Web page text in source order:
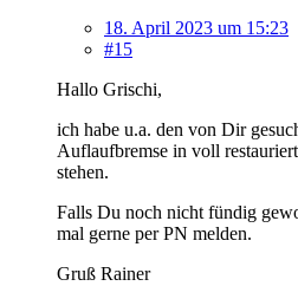
18. April 2023 um 15:23
#15
Hallo Grischi,
ich habe u.a. den von Dir
Auflaufbremse in voll
stehen.
Falls Du noch nicht fündig
mal gerne per PN melden.
Gruß Rainer